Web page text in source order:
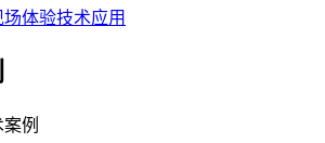
体验技术应用
例